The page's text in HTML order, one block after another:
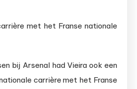
met het Franse nationale
bij Arsenal had Vieira ook een
carrière met het Franse